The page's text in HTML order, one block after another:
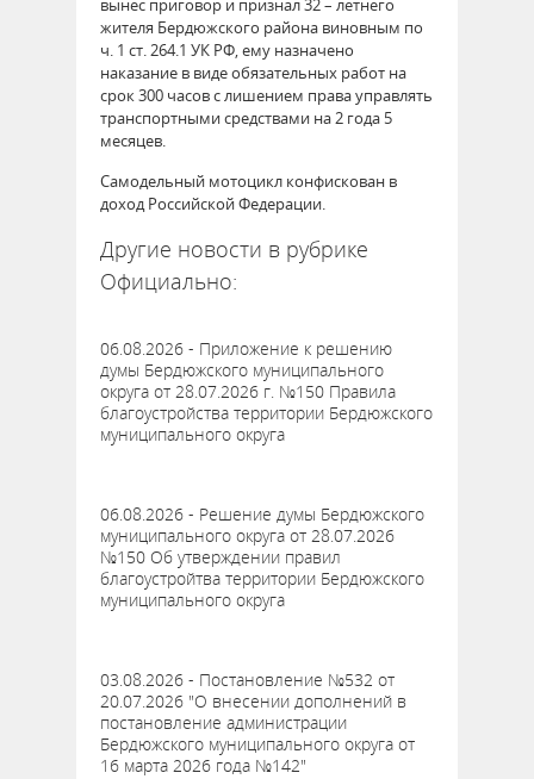
вынес приговор и признал 32 – летнего
жителя Бердюжского района виновным по
ч. 1 ст. 264.1 УК РФ, ему назначено
наказание в виде обязательных работ на
срок 300 часов с лишением права управлять
транспортными средствами на 2 года 5
месяцев.
Самодельный мотоцикл конфискован в
доход Российской Федерации.
Другие новости в рубрике
Официально:
06.08.2026 - Приложение к решению
думы Бердюжского муниципального
округа от 28.07.2026 г. №150 Правила
благоустройства территории Бердюжского
муниципального округа
06.08.2026 - Решение думы Бердюжского
муниципального округа от 28.07.2026
№150 Об утверждении правил
благоустройтва территории Бердюжского
муниципального округа
03.08.2026 - Постановление №532 от
20.07.2026 "О внесении дополнений в
постановление администрации
Бердюжского муниципального округа от
16 марта 2026 года №142"